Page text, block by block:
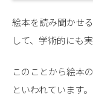
絵本を読み聞かせ
して、学術的にも
このことから絵本
といわれています。